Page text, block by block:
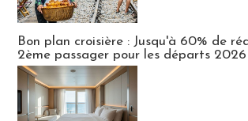
Bon plan croisière : Jusqu'à 60% de
2ème passager pour les départs 2026